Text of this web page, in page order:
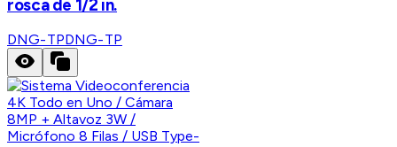
rosca de 1/2 in.
DNG-TPDNG-TP